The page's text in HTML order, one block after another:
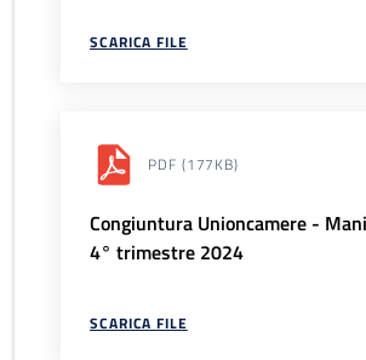
SCARICA FILE
PDF (177KB)
Congiuntura Unioncamere -
4° trimestre 2024
SCARICA FILE